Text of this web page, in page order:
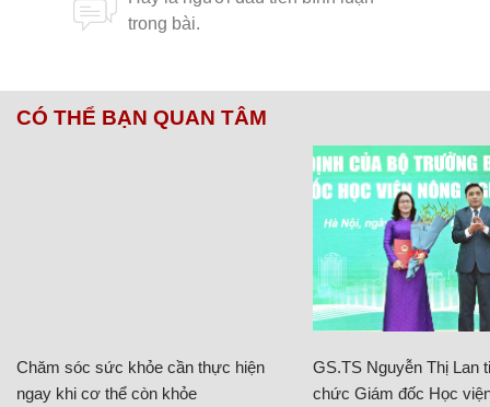
CÓ THỂ BẠN QUAN TÂM
Chăm sóc sức khỏe cần thực hiện
ngay khi cơ thể còn khỏe
GS.TS Nguyễn Thị Lan
chức Giám đốc Học